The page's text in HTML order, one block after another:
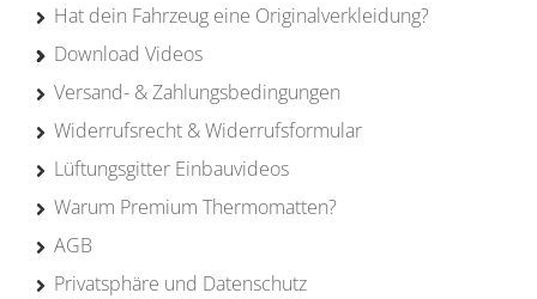
Hat dein Fahrzeug eine Originalverkleidung?
Download Videos
Versand- & Zahlungsbedingungen
Widerrufsrecht & Widerrufsformular
Lüftungsgitter Einbauvideos
Warum Premium Thermomatten?
AGB
Privatsphäre und Datenschutz